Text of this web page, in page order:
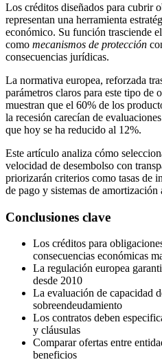
Los créditos diseñados para cubrir
representan una herramienta
económico. Su función trasciende
como mecanismos de protección
consecuencias jurídicas.
La normativa europea, reforzada
parámetros claros para este tipo de
muestran que el 60% de los
la recesión carecían de
que hoy se ha reducido al 12%.
Este artículo analiza cómo
velocidad de desembolso con
priorizarán criterios como tasas de
de pago y sistemas de amortización
Conclusiones clave
Los créditos para
consecuencias económicas
La regulación europea
desde 2010
La evaluación de capacidad
sobreendeudamiento
Los contratos deben
y cláusulas
Comparar ofertas entre
beneficios